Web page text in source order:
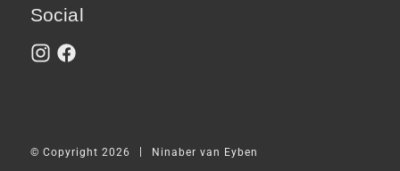
Social
© Copyright 2026 Ninaber van Eyben